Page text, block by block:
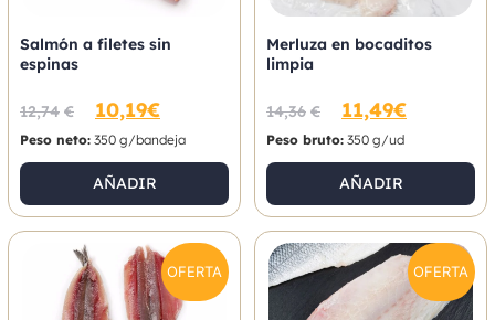
Salmón a filetes sin
espinas
12,74 € 10,19€
Peso neto: 350 g/bandeja
AÑADIR
Merluza en bocaditos
limpia
14,36 € 11,49€
Peso bruto: 350 g/ud
AÑADIR
OFERTA OFERTA